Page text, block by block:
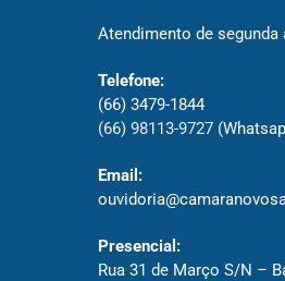
Atendimento de segunda
Telefone:
(66) 3479-1844
(66) 98113-9727
Email:
Presencial:
Rua 31 de Março S/N –